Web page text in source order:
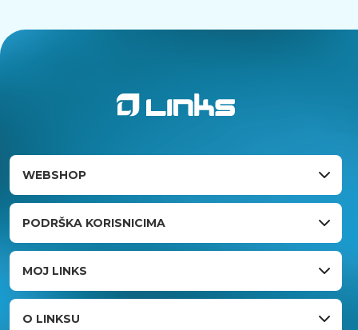
WEBSHOP
PODRŠKA KORISNICIMA
MOJ LINKS
O LINKSU